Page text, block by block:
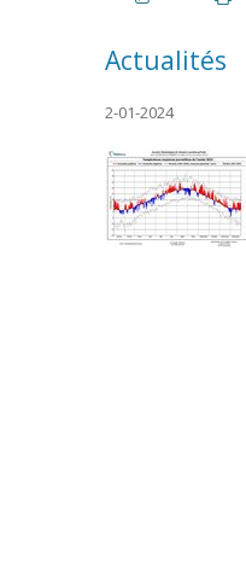
Actualités
2-01-2024